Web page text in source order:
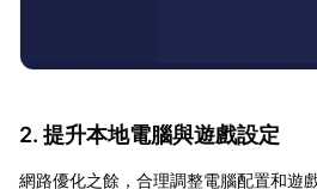
2. 提升本地電腦與遊戲設定
網路優化之餘，合理調整電腦配置和遊